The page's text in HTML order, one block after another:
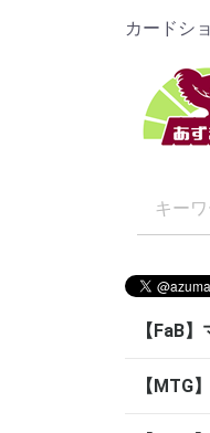
カードシ
【FaB
【MTG